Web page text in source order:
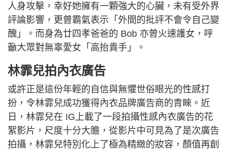
人身攻擊，幸好她擁有一顆強大的心臟，未有受外界
評論影響，更曾霸氣表示「外間的批評不會令自己變
醜」。而身為廿四孝爸爸的 Bob 亦曾火速護女，呼
籲大眾對無辜愛女「高抬貴手」。
林霏兒拍內衣廣告
或許正是這份年輕的自信與無懼世俗眼光的性感打
扮，令林霏兒成功獲得內衣品牌廣告商的青睞。近
日，林霏兒在 IG上載了一段拍攝性感內衣廣告的花
絮影片，尺度十分大膽，從影片中可見為了是次廣告
拍攝，林霏兒特別化上了極為精緻的妝容，顏值再創